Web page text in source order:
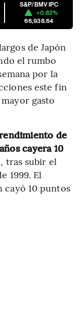
S&P/BMV IPC
+0.82%
66,938.64
de Japón
el rumbo
por la
este fin
gasto
de
cayera 10
tras subir el
1999. El
cayó 10 puntos